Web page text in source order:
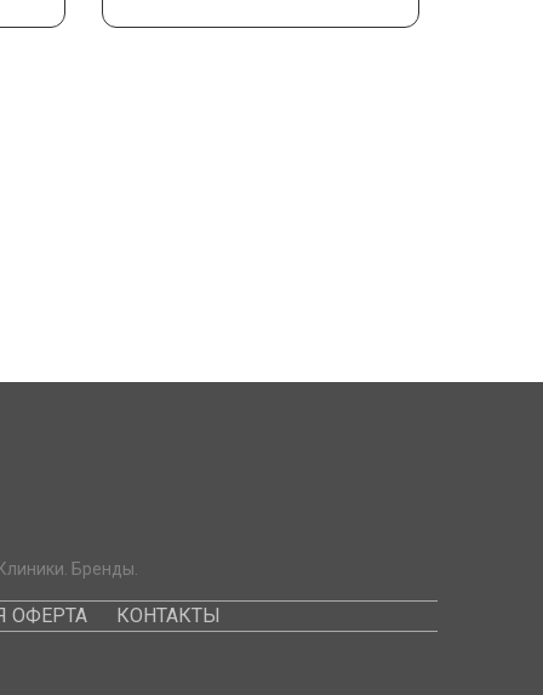
Бренды.
ОФЕРТА КОНТАКТЫ